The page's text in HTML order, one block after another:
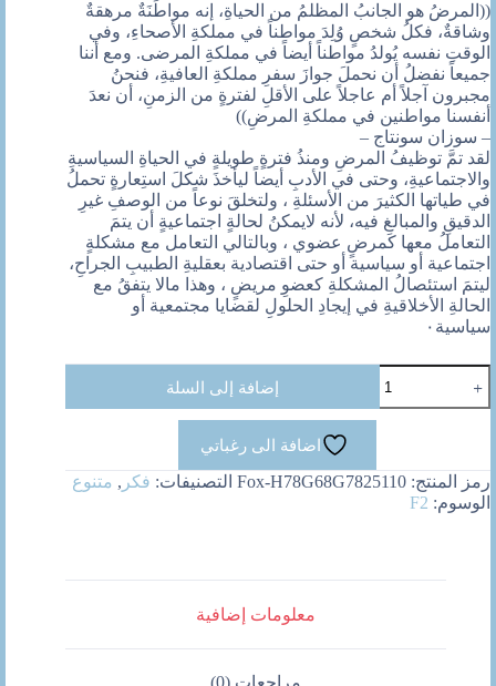
هو:
120 ج.
هو:
111 ج.
((المرضُ هو الجانبُ المظلمُ من الحياةِ، إنه مواطَنَةٌ مرهقةٌ
وشاقةٌ، فكلُ شخصٍ وُلِدَ مواطناً في مملكةِ الأصحاءِ، وفي
الوقتِ نفسه يُولدُ مواطناً أيضاً في مملكةِ المرضى. ومع أننا
جميعاً نفضلُ أن نحملَ جوازَ سفرِ مملكةِ العافيةِ، فنحنُ
مجبرون آجلاً أم عاجلاً على الأقلِ لفترةٍ من الزمنِ، أن نعدَ
أنفسنا مواطنين في مملكةِ المرضِ))
– سوزان سونتاج –
لقد تمَّ توظيفُ المرضِ ومنذُ فترةٍ طويلةٍ في الحياةِ السياسيةِ
والاجتماعيةِ، وحتى في الأدبِ أيضاً ليأخذَ شكلَ استِعارةٍ تحملُ
في طياتها الكثيرَ من الأسئلةِ ، ولتخلقَ نوعاً من الوصفِ غيرِ
الدقيقِ والمبالغِ فيه، لأنه لايمكنُ لحالةٍ اجتماعيةٍ أن يتمَ
التعاملُ معها كمرضٍ عضوي ، وبالتالي التعامل مع مشكلةٍ
اجتماعية أو سياسية أو حتى اقتصادية بعقليةِ الطبيبِ الجراحِ،
ليتمَ استئصالُ المشكلةِ كعضوِ مريضٍ ، وهذا مالا يتفقُ مع
الحالةِ الأخلاقيةِ في إيجادِ الحلولِ لقضايا مجتمعية أو
سياسية٠
المرض
كاستعارة
إضافة إلى السلة
اضافة الى رغباتي
رمز المنتج: Fox-H78G68G7825110 التصنيفات: فكر , متنوع
الوسوم: F2
معلومات إضافية